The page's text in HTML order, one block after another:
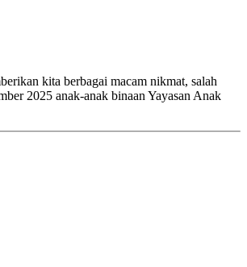
kita berbagai macam nikmat, salah
2025 anak-anak binaan Yayasan Anak